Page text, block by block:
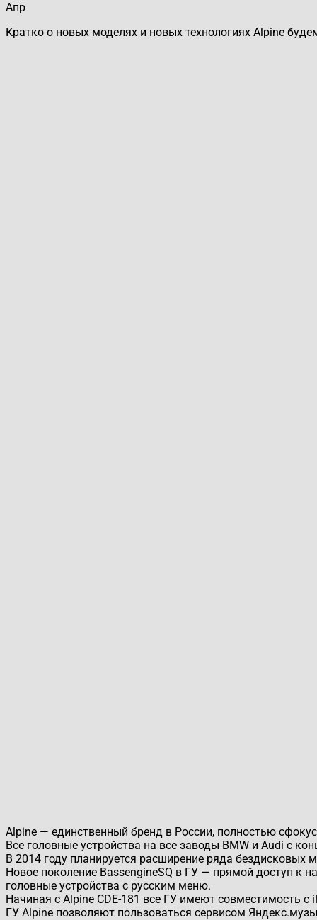
Апр
Кратко о новых моделях и новых технологиях Alpine
Alpine — единственный бренд в России, полностью
Все головные устройства на все заводы BMW и Audi с
В 2014 году планируется расширение ряда бездисковых
Новое поколение BassengineSQ в ГУ — прямой доступ к
головные устройства с русским меню.
Начиная с Alpine CDE-181 все ГУ имеют совместимость с
ГУ Alpine позволяют пользоваться сервисом